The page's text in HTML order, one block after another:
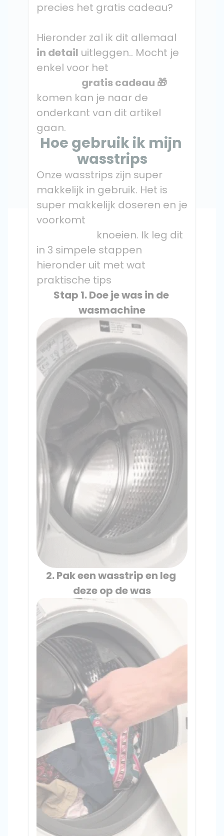
precies het gratis cadeau?
in detail uitleggen.. Mocht je
enkel voor het
gratis cadeau 🎁
komen kan je naar de
onderkant van dit artikel
gaan.
Hoe gebruik ik mijn
wasstrips
Onze wasstrips zijn super
makkelijk in gebruik. Het is
super makkelijk doseren en je
voorkomt
in 3 simpele stappen
hieronder uit met wat
praktische tips
Stap 1. Doe je was in de
wasmachine
2. Pak een wasstrip en leg
deze op de was